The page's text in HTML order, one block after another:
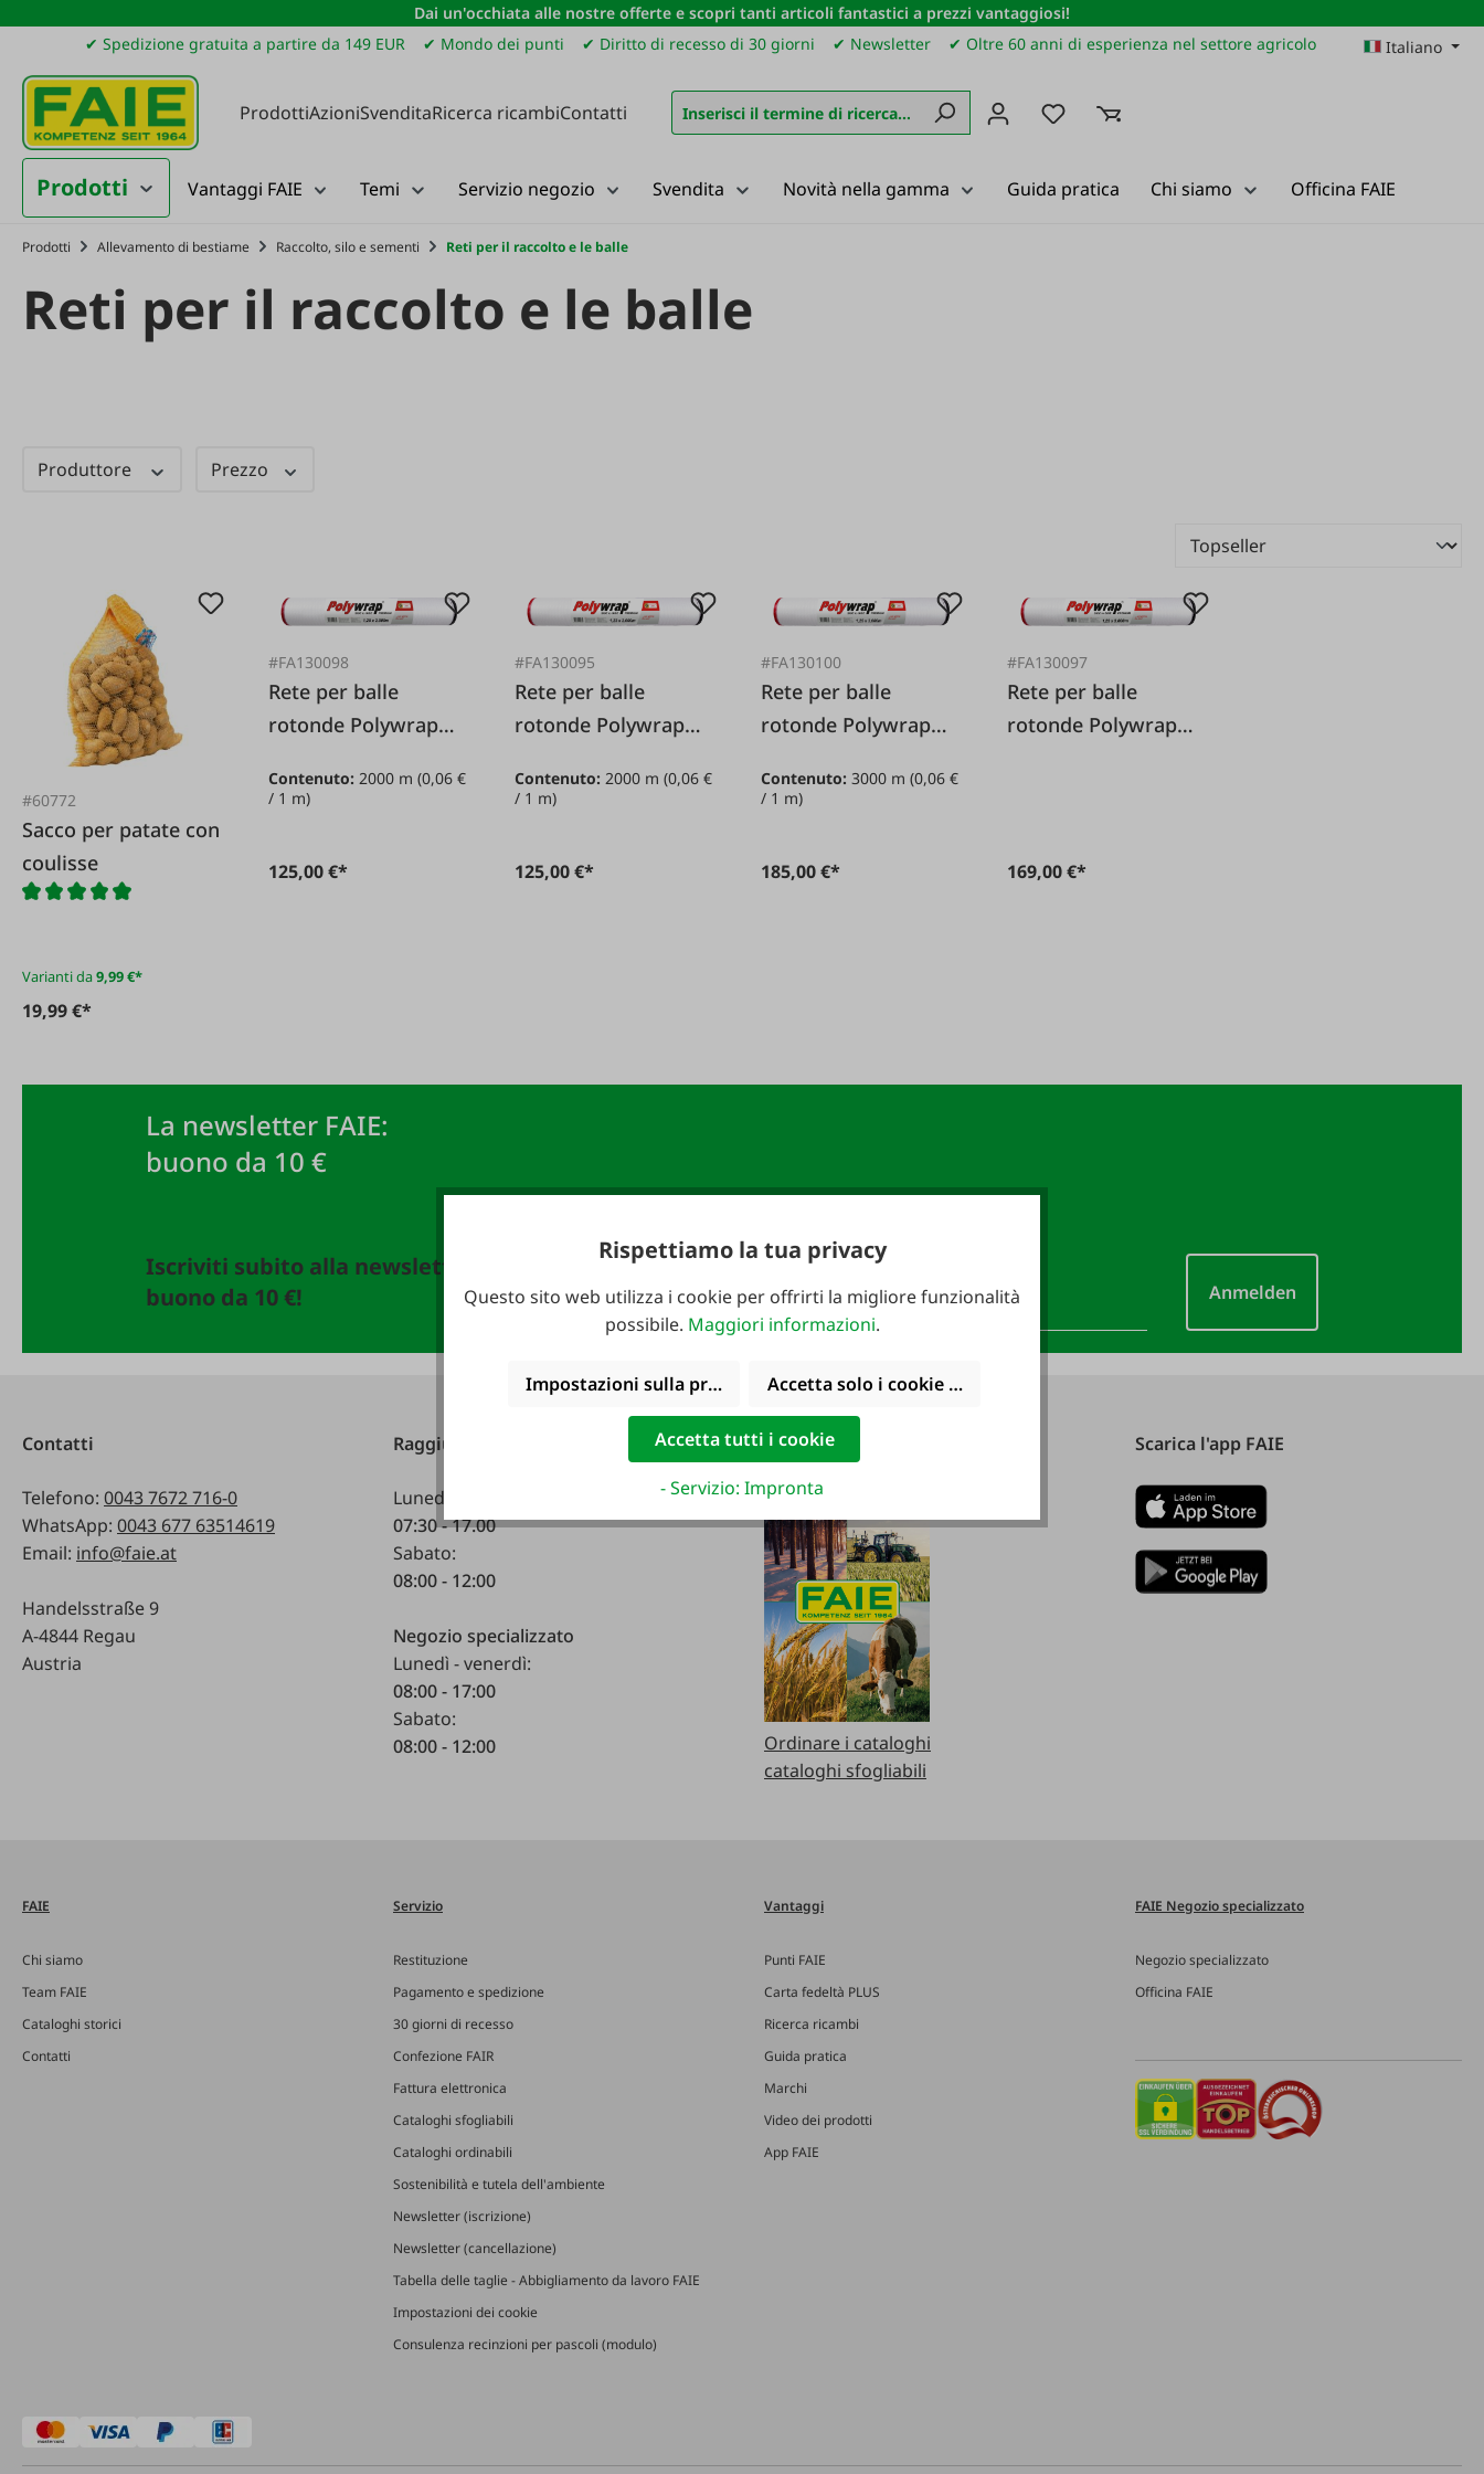
al contenuto principale
Salta alla ricerca
Passa alla navigazione principale
Dai un'occhiata alle nostre offerte e scopri tanti articoli fantastici a prezzi vantaggiosi!
✔ Spedizione gratuita a partire da 149 EUR
✔ Mondo dei punti ✔ Diritto di recesso di 30 giorni ✔ Newsletter ✔ Oltre 60 anni di esperienza nel settore agricolo Italiano
ProdottiAzioniSvenditaRicerca ricambiContatti Hai 0 articoli nella lista dei desideri
Prodotti Vantaggi FAIE Temi Servizio negozio Svendita Novità nella gamma Guida pratica Chi siamo Officina FAIE
Prodotti Allevamento di bestiame Raccolto, silo e sementi Reti per il raccolto e le balle
Reti per il raccolto e le balle
Produttore Prezzo
#60772
Sacco per patate con
coulisse
Varianti da9,99 €*
19,99 €*
#FA130098
Rete per balle
rotonde Polywrap
2.000 m
Contenuto:2000 m(0,06 €
/ 1 m)
125,00 €*
#FA130095
Rete per balle
rotonde Polywrap
2.000 metri
Contenuto:2000 m(0,06 €
/ 1 m)
125,00 €*
#FA130100
Rete per balle
rotonde Polywrap
3.000 m
Contenuto:3000 m(0,06 €
/ 1 m)
185,00 €*
#FA130097
Rete per balle
rotonde Polywrap
169,00 €*
La newsletter FAIE:
buono da 10 €
Iscriviti subito alla newsletter FAIE e assicurati un
buono da 10 €!
Indirizzo e-mail
Anmelden
Contatti
Telefono: 0043 7672 716-0
WhatsApp: 0043 677 63514619
Email: info@faie.at
Handelsstraße 9
A-4844 Regau
Austria
Raggiungibile telefonicamente:
Lunedì - venerdì:
07:30 - 17.00
Sabato:
08:00 - 12:00
Negozio specializzato
Lunedì - venerdì:
08:00 - 17:00
Sabato:
08:00 - 12:00
Cataloghi
Ordinare i cataloghi
cataloghi sfogliabili
Scarica l'app FAIE
FAIE
Chi siamo
Team FAIE
Cataloghi storici
Contatti
Servizio
Restituzione
Pagamento e spedizione
30 giorni di recesso
Confezione FAIR
Fattura elettronica
Cataloghi sfogliabili
Cataloghi ordinabili
Sostenibilità e tutela dell'ambiente
Newsletter (iscrizione)
Newsletter (cancellazione)
Tabella delle taglie - Abbigliamento da lavoro FAIE
Impostazioni dei cookie
Consulenza recinzioni per pascoli (modulo)
Vantaggi
Punti FAIE
Carta fedeltà PLUS
Ricerca ricambi
Guida pratica
Marchi
Video dei prodotti
App FAIE
FAIE Negozio specializzato
Negozio specializzato
Officina FAIE
Rispettiamo la tua privacy
Questo sito web utilizza i cookie per offrirti la migliore funzionalità
possibile. Maggiori informazioni.
Impostazioni sulla privacy Accetta solo i cookie funzionali
Accetta tutti i cookie
- Servizio: Impronta